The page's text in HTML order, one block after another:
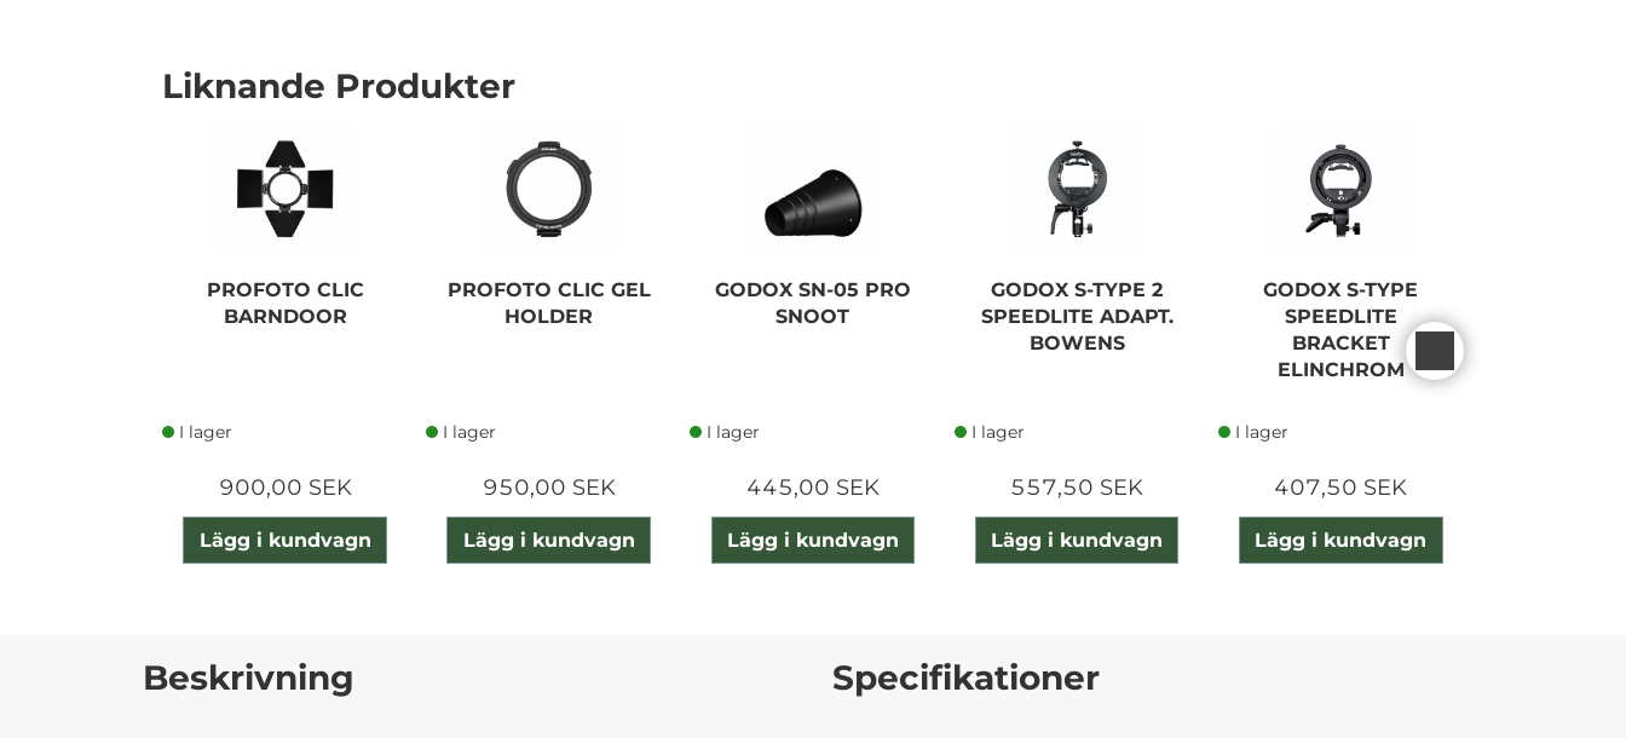
Liknande Produkter
PROFOTO CLIC
BARNDOOR
I lager
900,00 SEK
Lägg i kundvagn
PROFOTO CLIC GEL
HOLDER
I lager
950,00 SEK
Lägg i kundvagn
GODOX SN-05 PRO
SNOOT
I lager
445,00 SEK
Lägg i kundvagn
GODOX S-TYPE 2
SPEEDLITE ADAPT.
BOWENS
I lager
557,50 SEK
Lägg i kundvagn
GODOX S-TYPE
SPEEDLITE
BRACKET
ELINCHROM
I lager
407,50 SEK
Lägg i kundvagn
Beskrivning Specifikationer